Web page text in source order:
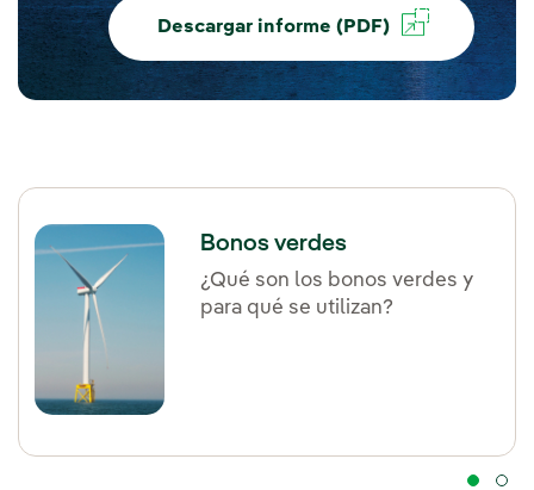
Descargar informe (PDF)
Bonos verdes
¿Qué son los bonos verdes y
para qué se utilizan?